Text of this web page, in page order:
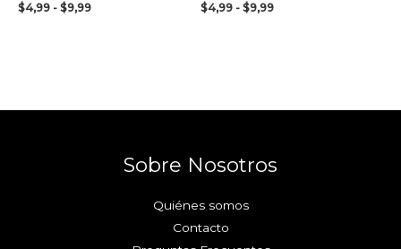
$4,99 - $9,99 $4,99 - $9,99
Sobre Nosotros
Quiénes somos
Contacto